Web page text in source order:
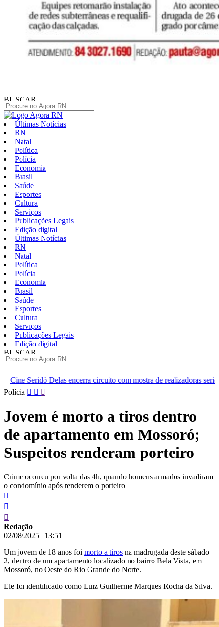
BUSCAR
Últimas Notícias
RN
Natal
Política
Polícia
Economia
Brasil
Saúde
Esportes
Cultura
Serviços
Publicações Legais
Edição digital
Últimas Notícias
RN
Natal
Política
Polícia
Economia
Brasil
Saúde
Esportes
Cultura
Serviços
Publicações Legais
Edição digital
BUSCAR
circuito com mostra de realizadoras seridoenses em Caicó
Pular
conteúdo
Polícia
Jovem é morto a tiros dentro
de apartamento em Mossoró;
Suspeitos renderam porteiro
Crime ocorreu por volta das 4h, quando homens armados invadiram
o condomínio após renderem o porteiro
Redação
02/08/2025 | 13:51
Um jovem de 18 anos foi morto a tiros na madrugada deste sábado
2, dentro de um apartamento localizado no bairro Bela Vista, em
Mossoró, no Oeste do Rio Grande do Norte.
Ele foi identificado como Luiz Guilherme Marques Rocha da Silva.